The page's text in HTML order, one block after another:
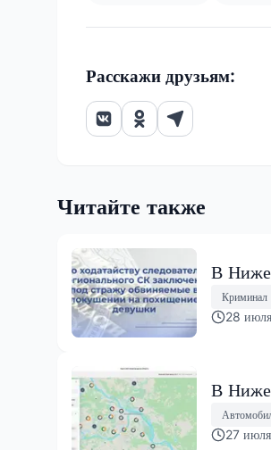
Расскажи друзьям:
Читайте также
В
Криминал
28 июля
В
27 июля